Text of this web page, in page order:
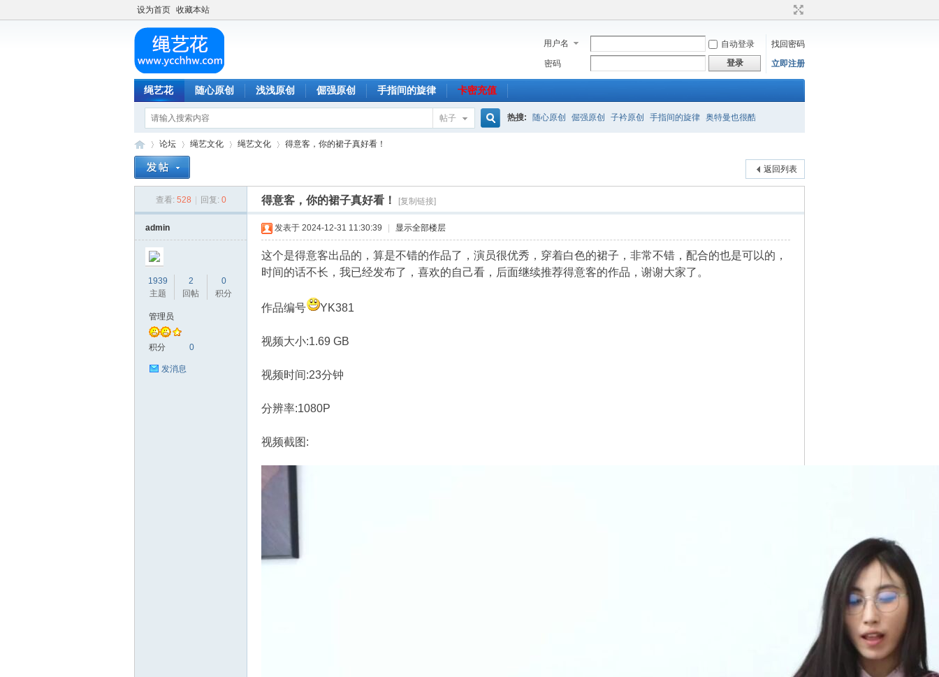
设为首页 收藏本站
用户名 自动登录
找回密码
密码
登录 立即注册
绳艺花 随心原创 浅浅原创 倔强原创 手指间的旋律 卡密充值
帖子 热搜: 随心原创 倔强原创 子衿原创 手指间的旋律 奥特曼也很酷
论坛
›
绳艺文化
›
绳艺文化
›
得意客，你的裙子真好看！
返回列表
查看: 528 回复: 0 得意客，你的裙子真好看！ [复制链接]
admin
1939
主题
2
回帖
0
积分
管理员
积分 0
发消息
发表于 2024-12-31 11:30:39 显示全部楼层
这个是得意客出品的，算是不错的作品了，演员很优秀，穿着白色的裙子，非常不错，配合的也是可以的，
时间的话不长，我已经发布了，喜欢的自己看，后面继续推荐得意客的作品，谢谢大家了。
作品编号 YK381
视频大小:1.69 GB
视频时间:23分钟
分辨率:1080P
视频截图: